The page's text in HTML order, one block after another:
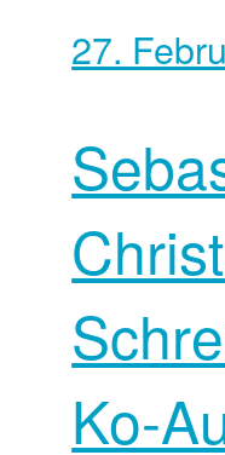
27.
Ko-